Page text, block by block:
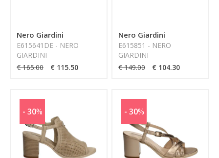
Nero Giardini
E615641DE - NERO
GIARDINI
€ 165.00
€ 115.50
Nero Giardini
E615851 - NERO
GIARDINI
€ 149.00
€ 104.30
- 30% - 30%